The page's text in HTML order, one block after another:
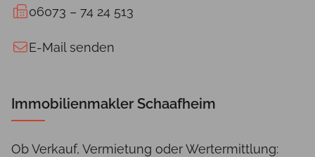
06073 – 74 24 513
E-Mail senden
Immobilienmakler Schaafheim
Ob Verkauf, Vermietung oder Wertermittlung: